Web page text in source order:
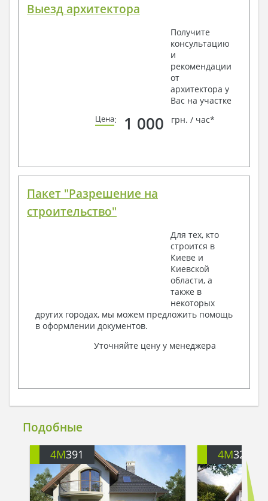
Выезд архитектора
Получите
консультацию
и
рекомендации
от
архитектора у
Вас на участке
Цена: 1 000 грн. / час*
Пакет "Разрешение на
строительство"
Для тех, кто
строится в
Киеве и
Киевской
области, а
также в
некоторых
других городах, мы можем предложить помощь
в оформлении документов.
Уточняйте цену у менеджера
Подобные
4M391 4M3200